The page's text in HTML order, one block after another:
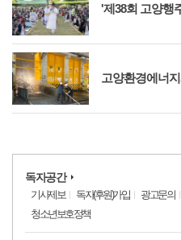
'제38회 고양행
고양환경에너
독자공간
기사제보 독자(후원)가입 광고문의
청소년보호정책